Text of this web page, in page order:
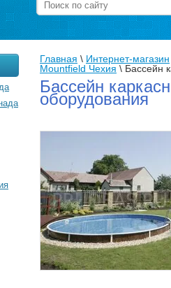
Главная \ Интернет-магазин
Mountfield Чехия \ Бассейн
Бассейн
оборудования